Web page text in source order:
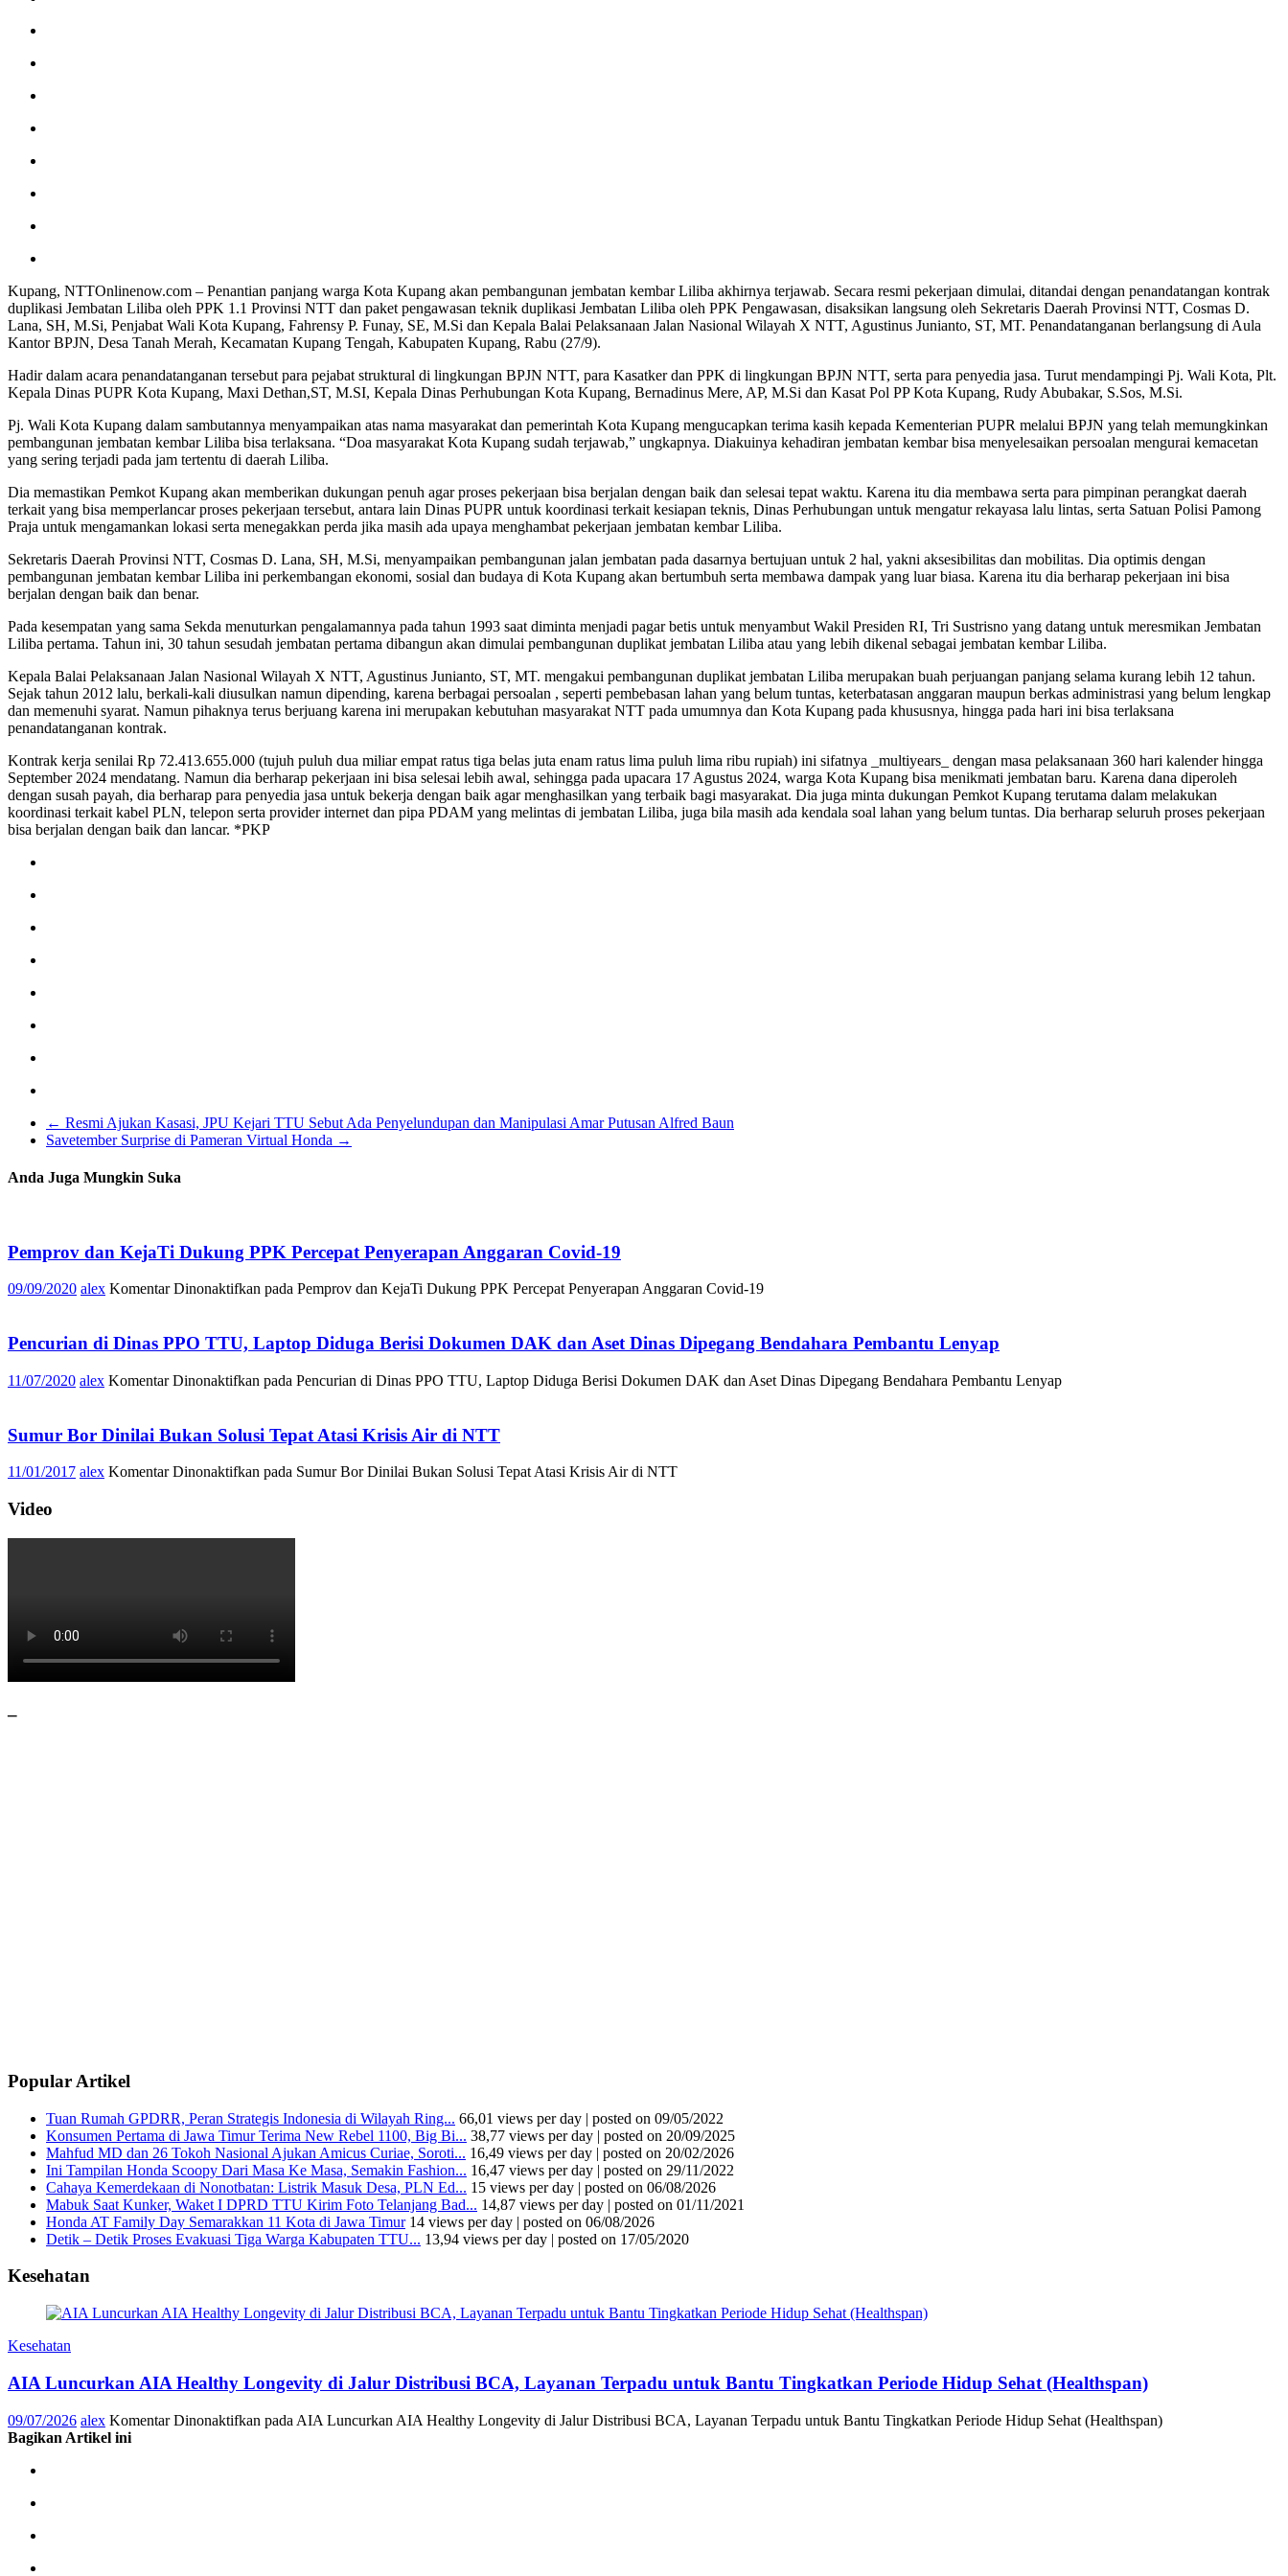
Kupang, NTTOnlinenow.com – Penantian panjang warga Kota Kupang akan pembangunan jembatan kembar Liliba akhirnya terjawab. Secara resmi pekerjaan dimulai, ditandai dengan penandatangan kontrak
duplikasi Jembatan Liliba oleh PPK 1.1 Provinsi NTT dan paket pengawasan teknik duplikasi Jembatan Liliba oleh PPK Pengawasan, disaksikan langsung oleh Sekretaris Daerah Provinsi NTT, Cosmas D.
Lana, SH, M.Si, Penjabat Wali Kota Kupang, Fahrensy P. Funay, SE, M.Si dan Kepala Balai Pelaksanaan Jalan Nasional Wilayah X NTT, Agustinus Junianto, ST, MT. Penandatanganan berlangsung di Aula
Kantor BPJN, Desa Tanah Merah, Kecamatan Kupang Tengah, Kabupaten Kupang, Rabu (27/9).
Hadir dalam acara penandatanganan tersebut para pejabat struktural di lingkungan BPJN NTT, para Kasatker dan PPK di lingkungan BPJN NTT, serta para penyedia jasa. Turut mendampingi Pj. Wali Kota, Plt.
Kepala Dinas PUPR Kota Kupang, Maxi Dethan,ST, M.SI, Kepala Dinas Perhubungan Kota Kupang, Bernadinus Mere, AP, M.Si dan Kasat Pol PP Kota Kupang, Rudy Abubakar, S.Sos, M.Si.
Pj. Wali Kota Kupang dalam sambutannya menyampaikan atas nama masyarakat dan pemerintah Kota Kupang mengucapkan terima kasih kepada Kementerian PUPR melalui BPJN yang telah memungkinkan
pembangunan jembatan kembar Liliba bisa terlaksana. “Doa masyarakat Kota Kupang sudah terjawab,” ungkapnya. Diakuinya kehadiran jembatan kembar bisa menyelesaikan persoalan mengurai kemacetan
yang sering terjadi pada jam tertentu di daerah Liliba.
Dia memastikan Pemkot Kupang akan memberikan dukungan penuh agar proses pekerjaan bisa berjalan dengan baik dan selesai tepat waktu. Karena itu dia membawa serta para pimpinan perangkat daerah
terkait yang bisa memperlancar proses pekerjaan tersebut, antara lain Dinas PUPR untuk koordinasi terkait kesiapan teknis, Dinas Perhubungan untuk mengatur rekayasa lalu lintas, serta Satuan Polisi Pamong
Praja untuk mengamankan lokasi serta menegakkan perda jika masih ada upaya menghambat pekerjaan jembatan kembar Liliba.
Sekretaris Daerah Provinsi NTT, Cosmas D. Lana, SH, M.Si, menyampaikan pembangunan jalan jembatan pada dasarnya bertujuan untuk 2 hal, yakni aksesibilitas dan mobilitas. Dia optimis dengan
pembangunan jembatan kembar Liliba ini perkembangan ekonomi, sosial dan budaya di Kota Kupang akan bertumbuh serta membawa dampak yang luar biasa. Karena itu dia berharap pekerjaan ini bisa
berjalan dengan baik dan benar.
Pada kesempatan yang sama Sekda menuturkan pengalamannya pada tahun 1993 saat diminta menjadi pagar betis untuk menyambut Wakil Presiden RI, Tri Sustrisno yang datang untuk meresmikan Jembatan
Liliba pertama. Tahun ini, 30 tahun sesudah jembatan pertama dibangun akan dimulai pembangunan duplikat jembatan Liliba atau yang lebih dikenal sebagai jembatan kembar Liliba.
Kepala Balai Pelaksanaan Jalan Nasional Wilayah X NTT, Agustinus Junianto, ST, MT. mengakui pembangunan duplikat jembatan Liliba merupakan buah perjuangan panjang selama kurang lebih 12 tahun.
Sejak tahun 2012 lalu, berkali-kali diusulkan namun dipending, karena berbagai persoalan , seperti pembebasan lahan yang belum tuntas, keterbatasan anggaran maupun berkas administrasi yang belum lengkap
dan memenuhi syarat. Namun pihaknya terus berjuang karena ini merupakan kebutuhan masyarakat NTT pada umumnya dan Kota Kupang pada khususnya, hingga pada hari ini bisa terlaksana
penandatanganan kontrak.
Kontrak kerja senilai Rp 72.413.655.000 (tujuh puluh dua miliar empat ratus tiga belas juta enam ratus lima puluh lima ribu rupiah) ini sifatnya _multiyears_ dengan masa pelaksanaan 360 hari kalender hingga
September 2024 mendatang. Namun dia berharap pekerjaan ini bisa selesai lebih awal, sehingga pada upacara 17 Agustus 2024, warga Kota Kupang bisa menikmati jembatan baru. Karena dana diperoleh
dengan susah payah, dia berharap para penyedia jasa untuk bekerja dengan baik agar menghasilkan yang terbaik bagi masyarakat. Dia juga minta dukungan Pemkot Kupang terutama dalam melakukan
koordinasi terkait kabel PLN, telepon serta provider internet dan pipa PDAM yang melintas di jembatan Liliba, juga bila masih ada kendala soal lahan yang belum tuntas. Dia berharap seluruh proses pekerjaan
bisa berjalan dengan baik dan lancar. *PKP
← Resmi Ajukan Kasasi, JPU Kejari TTU Sebut Ada Penyelundupan dan Manipulasi Amar Putusan Alfred Baun
Savetember Surprise di Pameran Virtual Honda →
Anda Juga Mungkin Suka
Pemprov dan KejaTi Dukung PPK Percepat Penyerapan Anggaran Covid-19
09/09/2020 alex Komentar Dinonaktifkan pada Pemprov dan KejaTi Dukung PPK Percepat Penyerapan Anggaran Covid-19
Pencurian di Dinas PPO TTU, Laptop Diduga Berisi Dokumen DAK dan Aset Dinas Dipegang Bendahara Pembantu Lenyap
11/07/2020 alex Komentar Dinonaktifkan pada Pencurian di Dinas PPO TTU, Laptop Diduga Berisi Dokumen DAK dan Aset Dinas Dipegang Bendahara Pembantu Lenyap
Sumur Bor Dinilai Bukan Solusi Tepat Atasi Krisis Air di NTT
11/01/2017 alex Komentar Dinonaktifkan pada Sumur Bor Dinilai Bukan Solusi Tepat Atasi Krisis Air di NTT
Video
–
Popular Artikel
Tuan Rumah GPDRR, Peran Strategis Indonesia di Wilayah Ring... 66,01 views per day | posted on 09/05/2022
Konsumen Pertama di Jawa Timur Terima New Rebel 1100, Big Bi... 38,77 views per day | posted on 20/09/2025
Mahfud MD dan 26 Tokoh Nasional Ajukan Amicus Curiae, Soroti... 16,49 views per day | posted on 20/02/2026
Ini Tampilan Honda Scoopy Dari Masa Ke Masa, Semakin Fashion... 16,47 views per day | posted on 29/11/2022
Cahaya Kemerdekaan di Nonotbatan: Listrik Masuk Desa, PLN Ed... 15 views per day | posted on 06/08/2026
Mabuk Saat Kunker, Waket I DPRD TTU Kirim Foto Telanjang Bad... 14,87 views per day | posted on 01/11/2021
Honda AT Family Day Semarakkan 11 Kota di Jawa Timur 14 views per day | posted on 06/08/2026
Detik – Detik Proses Evakuasi Tiga Warga Kabupaten TTU... 13,94 views per day | posted on 17/05/2020
Kesehatan
Kesehatan
AIA Luncurkan AIA Healthy Longevity di Jalur Distribusi BCA, Layanan Terpadu untuk Bantu Tingkatkan Periode Hidup Sehat (Healthspan)
09/07/2026 alex Komentar Dinonaktifkan pada AIA Luncurkan AIA Healthy Longevity di Jalur Distribusi BCA, Layanan Terpadu untuk Bantu Tingkatkan Periode Hidup Sehat (Healthspan)
Bagikan Artikel ini